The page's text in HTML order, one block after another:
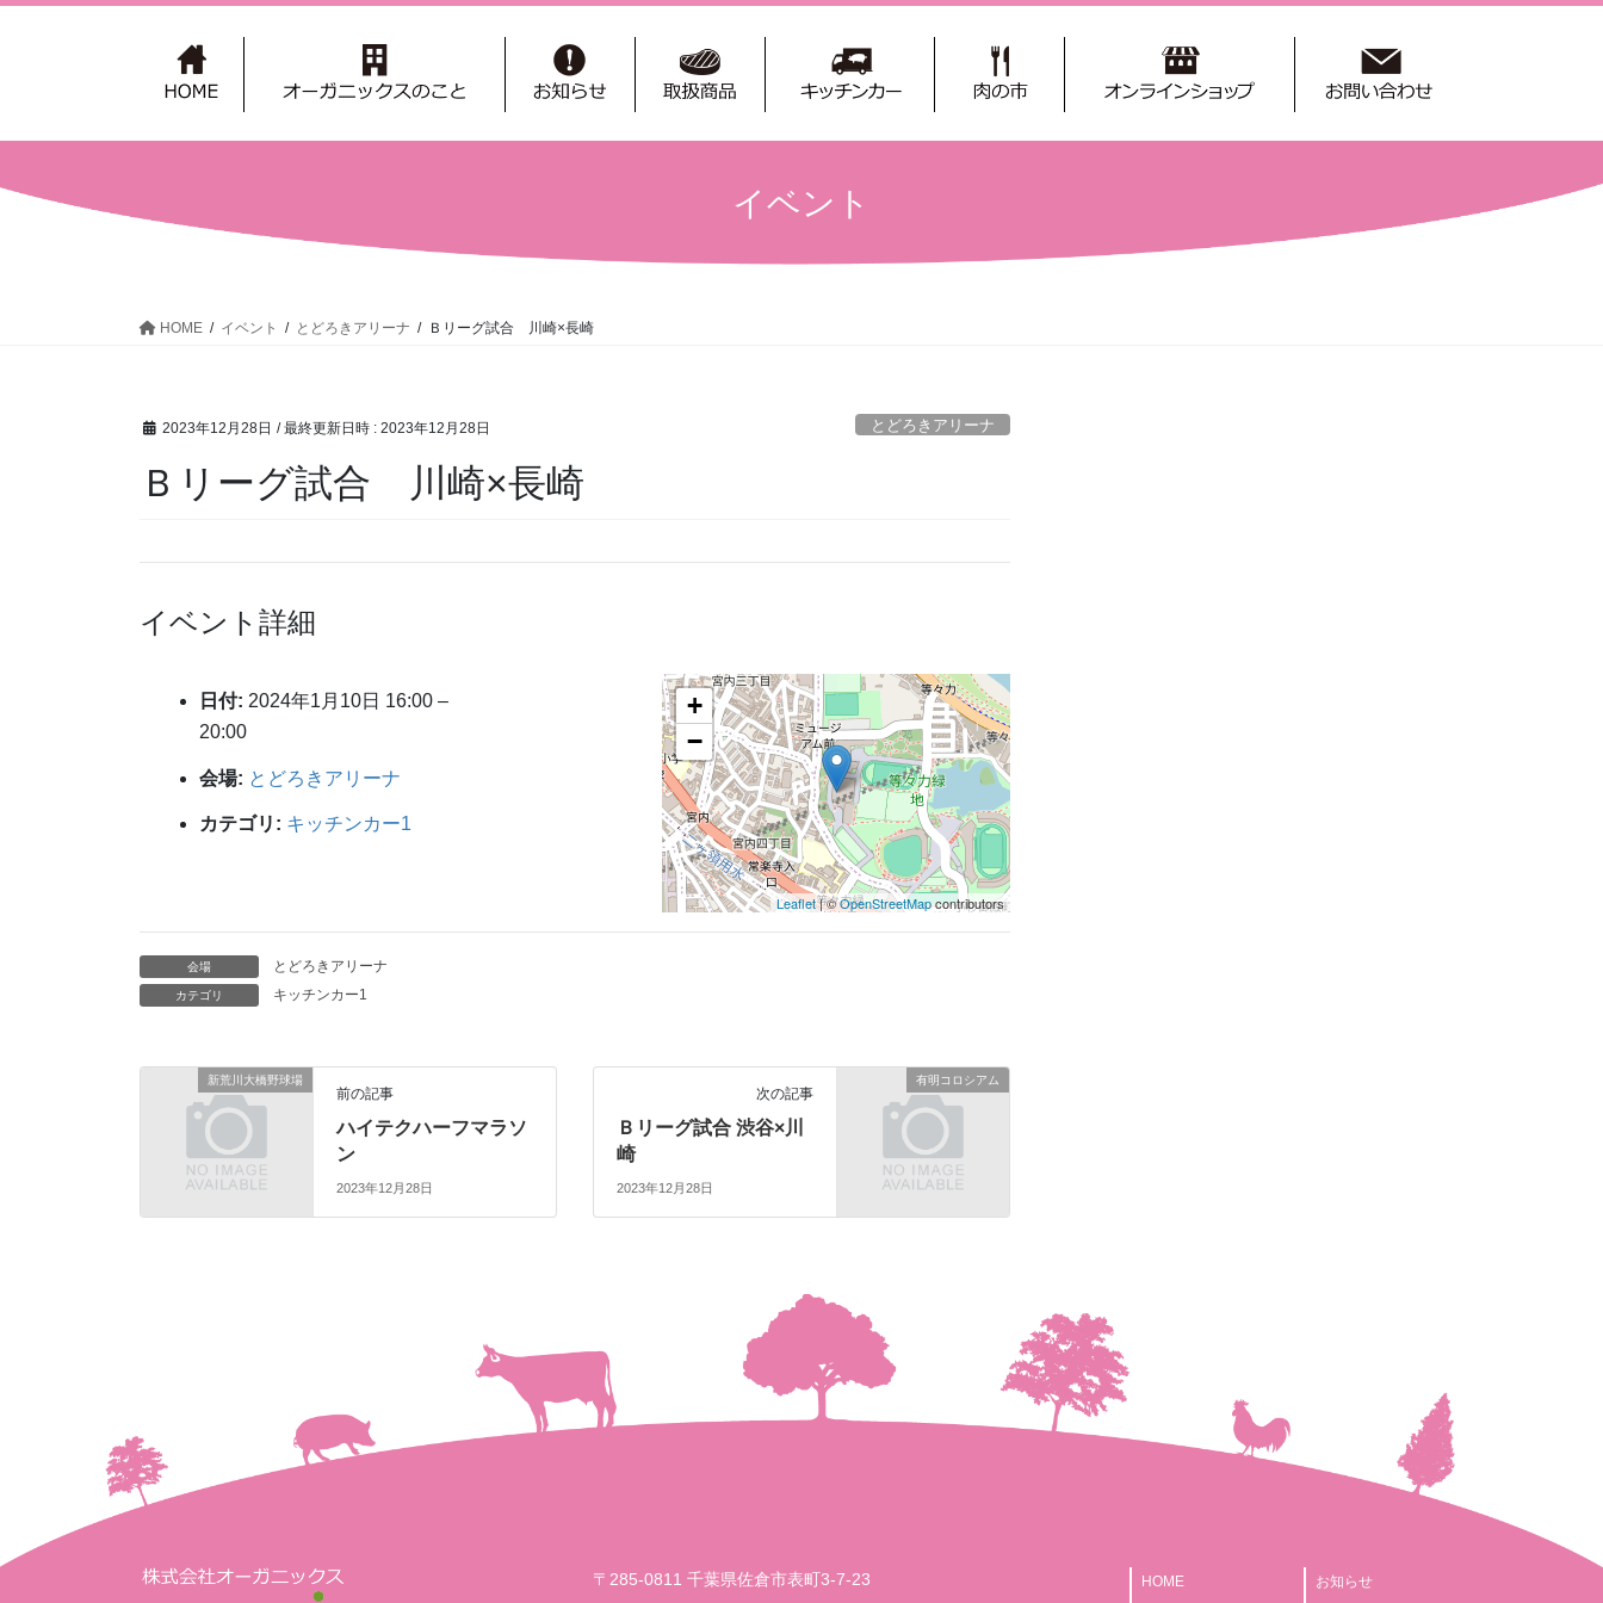
コ
ス
ナ
ン
イベント
HOME イベント とどろきアリーナ Ｂリーグ試合 川崎×長崎
2023年12月28日 / 最終更新日時 : 2023年12月28日 とどろきアリーナ
Ｂリーグ試合 川崎×長崎
イベント詳細
日付: 2024年1月10日 16:00 –
20:00
会場: とどろきアリーナ
カテゴリ: キッチンカー1
+
−
Leaflet| ©OpenStreetMapcontributors
会場 とどろきアリーナ
カテゴリ キッチンカー1
新荒川大橋野球場
前の記事
ハイテクハーフマラソ
ン
2023年12月28日
有明コロシアム
次の記事
Ｂリーグ試合 渋谷×川
崎
2023年12月28日
〒285-0811 千葉県佐倉市表町3-7-23
HOME
お知らせ